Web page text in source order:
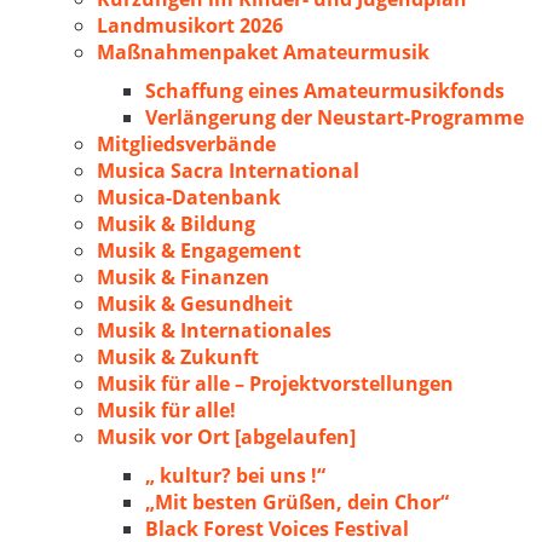
Landmusikort 2026
Maßnahmenpaket Amateurmusik
Schaffung eines Amateurmusikfonds
Verlängerung der Neustart-Programme
Mitgliedsverbände
Musica Sacra International
Musica-Datenbank
Musik & Bildung
Musik & Engagement
Musik & Finanzen
Musik & Gesundheit
Musik & Internationales
Musik & Zukunft
Musik für alle – Projektvorstellungen
Musik für alle!
Musik vor Ort [abgelaufen]
„ kultur? bei uns !“
„Mit besten Grüßen, dein Chor“
Black Forest Voices Festival